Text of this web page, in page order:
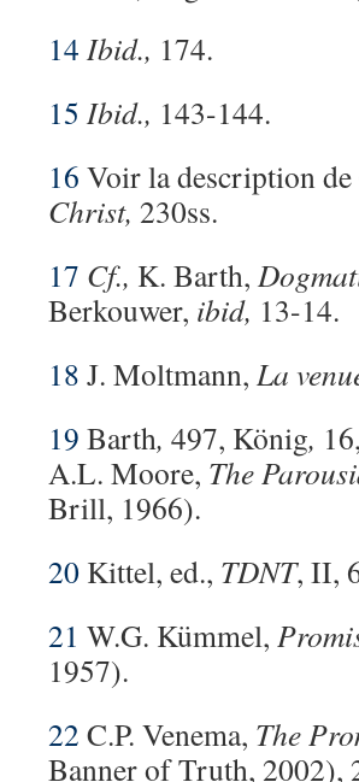
14 Ibid., 174.
15 Ibid., 143-144.
16 Voir la description
Christ, 230ss.
17 Cf., K. Barth,
Berkouwer, ibid, 13-14.
18 J. Moltmann, La
19 Barth, 497, König,
A.L. Moore, The
Brill, 1966).
20 Kittel, ed., TDNT, II,
21 W.G. Kümmel,
1957).
22 C.P. Venema, The
Banner of Truth, 2002),